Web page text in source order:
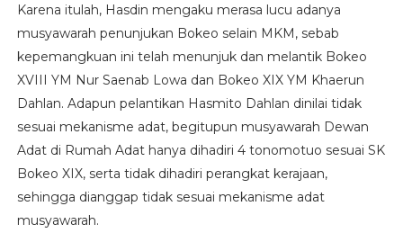
Karena itulah, Hasdin mengaku merasa lucu adanya
musyawarah penunjukan Bokeo selain MKM, sebab
kepemangkuan ini telah menunjuk dan melantik Bokeo
XVIII YM Nur Saenab Lowa dan Bokeo XIX YM Khaerun
Dahlan. Adapun pelantikan Hasmito Dahlan dinilai tidak
sesuai mekanisme adat, begitupun musyawarah Dewan
Adat di Rumah Adat hanya dihadiri 4 tonomotuo sesuai SK
Bokeo XIX, serta tidak dihadiri perangkat kerajaan,
sehingga dianggap tidak sesuai mekanisme adat
musyawarah.